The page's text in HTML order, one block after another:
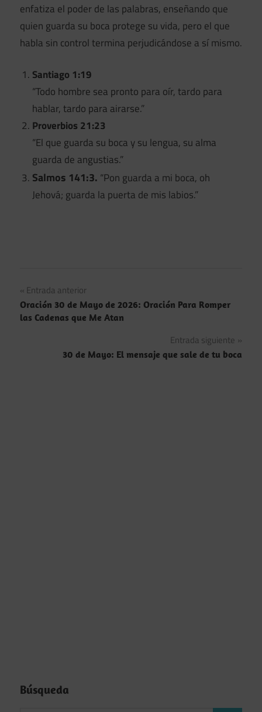
enfatiza el poder de las palabras, enseñando que
quien guarda su boca protege su vida, pero el que
habla sin control termina perjudicándose a sí mismo.
Santiago 1:19
“Todo hombre sea pronto para oír, tardo para
hablar, tardo para airarse.”
Proverbios 21:23
“El que guarda su boca y su lengua, su alma
guarda de angustias.”
Salmos 141:3. “Pon guarda a mi boca, oh
Jehová; guarda la puerta de mis labios.”
Navegación
de
Entrada anterior
Oración 30 de Mayo de 2026: Oración Para Romper
las Cadenas que Me Atan
Entrada siguiente
30 de Mayo: El mensaje que sale de tu boca
Búsqueda